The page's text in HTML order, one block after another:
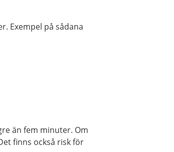
Exempel på sådana
än fem minuter. Om
finns också risk för